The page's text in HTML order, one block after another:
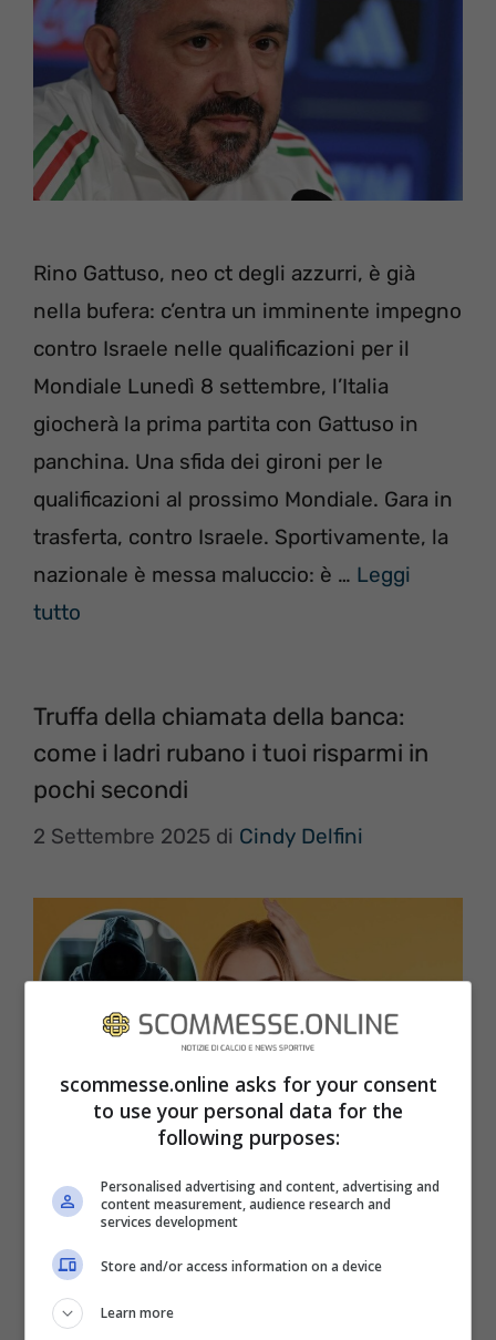
Rino Gattuso, neo ct degli azzurri, è già
nella bufera: c’entra un imminente impegno
contro Israele nelle qualificazioni per il
Mondiale Lunedì 8 settembre, l’Italia
giocherà la prima partita con Gattuso in
panchina. Una sfida dei gironi per le
qualificazioni al prossimo Mondiale. Gara in
trasferta, contro Israele. Sportivamente, la
nazionale è messa maluccio: è … Leggi
tutto
Truffa della chiamata della banca:
come i ladri rubano i tuoi risparmi in
pochi secondi
2 Settembre 2025 di Cindy Delfini
Con la truffa della chiamata della banca i
ladri stanno mettendo le mani sui risparmi
di tantissime vittime. Ecco come funziona.
scommesse.online asks for your consent
to use your personal data for the
following purposes:
Personalised advertising and content, advertising and
content measurement, audience research and
services development
Store and/or access information on a device
Learn more